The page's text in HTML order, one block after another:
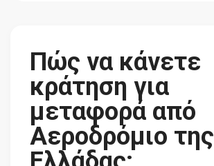
Πώς να κάνετε
κράτηση για
μεταφορά από
Αεροδρόμιο της